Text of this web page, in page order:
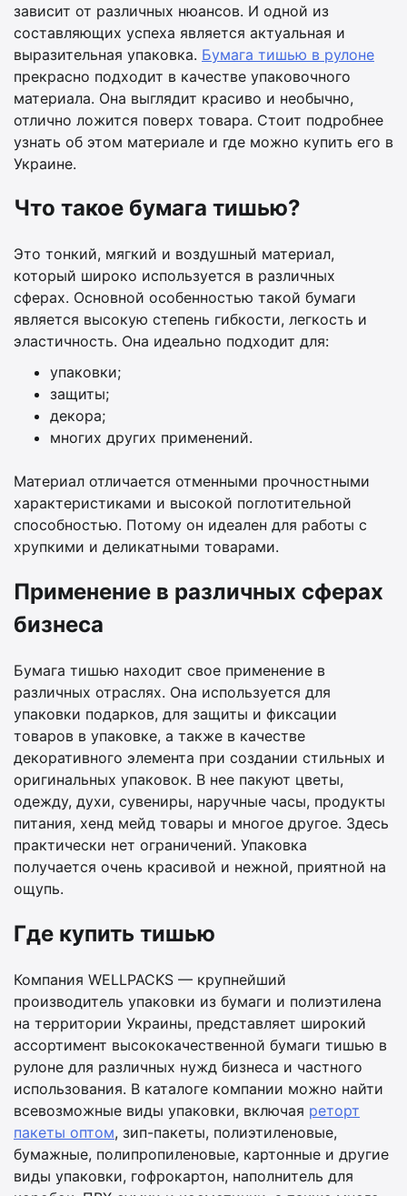
зависит от различных нюансов. И одной из
составляющих успеха является актуальная и
выразительная упаковка. Бумага тишью в рулоне
прекрасно подходит в качестве упаковочного
материала. Она выглядит красиво и необычно,
отлично ложится поверх товара. Стоит подробнее
узнать об этом материале и где можно купить его в
Украине.
Что такое бумага тишью?
Это тонкий, мягкий и воздушный материал,
который широко используется в различных
сферах. Основной особенностью такой бумаги
является высокую степень гибкости, легкость и
эластичность. Она идеально подходит для:
упаковки;
защиты;
декора;
многих других применений.
Материал отличается отменными прочностными
характеристиками и высокой поглотительной
способностью. Потому он идеален для работы с
хрупкими и деликатными товарами.
Применение в различных сферах
бизнеса
Бумага тишью находит свое применение в
различных отраслях. Она используется для
упаковки подарков, для защиты и фиксации
товаров в упаковке, а также в качестве
декоративного элемента при создании стильных и
оригинальных упаковок. В нее пакуют цветы,
одежду, духи, сувениры, наручные часы, продукты
питания, хенд мейд товары и многое другое. Здесь
практически нет ограничений. Упаковка
получается очень красивой и нежной, приятной на
ощупь.
Где купить тишью
Компания WELLPACKS — крупнейший
производитель упаковки из бумаги и полиэтилена
на территории Украины, представляет широкий
ассортимент высококачественной бумаги тишью в
рулоне для различных нужд бизнеса и частного
использования. В каталоге компании можно найти
всевозможные виды упаковки, включая реторт
пакеты оптом, зип-пакеты, полиэтиленовые,
бумажные, полипропиленовые, картонные и другие
виды упаковки, гофрокартон, наполнитель для